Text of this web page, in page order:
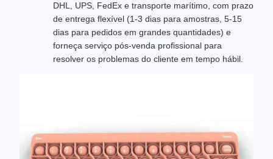
DHL, UPS, FedEx e transporte marítimo, com prazo
de entrega flexível (1-3 dias para amostras, 5-15
dias para pedidos em grandes quantidades) e
forneça serviço pós-venda profissional para
resolver os problemas do cliente em tempo hábil.